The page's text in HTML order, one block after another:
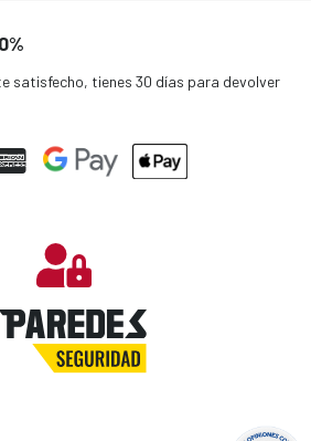
satisfecho, tienes 30 días para devolver